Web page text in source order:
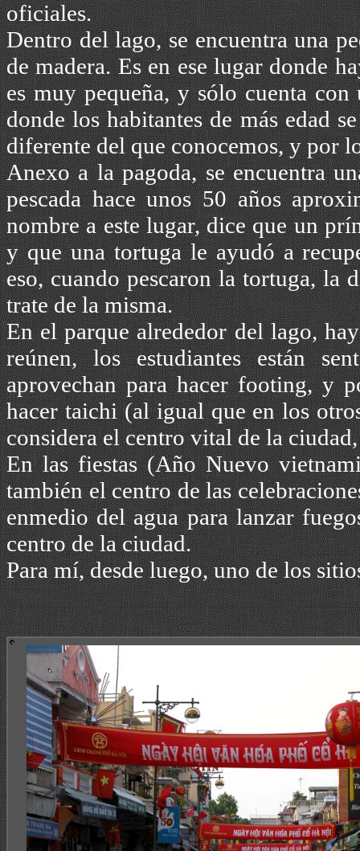
oficiales.
Dentro del lago, se encuentra una
de madera. Es en ese lugar donde
es muy pequeña, y sólo cuenta
donde los habitantes de más edad
diferente del que conocemos, y por
Anexo a la pagoda, se encuentra
pescada hace unos 50 años
nombre a este lugar, dice que un
y que una tortuga le ayudó a
eso, cuando pescaron la tortuga, la
trate de la misma.
En el parque alrededor del lago,
reúnen, los estudiantes están
aprovechan para hacer footing, y
hacer taichi (al igual que en los
considera el centro vital de la
En las fiestas (Año Nuevo
también el centro de las
enmedio del agua para lanzar
centro de la ciudad.
Para mí, desde luego, uno de los